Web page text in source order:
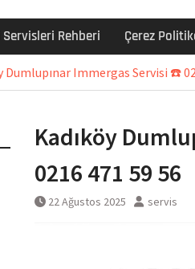
Rehberi Çerez
Dumlupınar Immergas Servisi ☎️
Kadıköy
0216 471 59 56
22 Ağustos 2025 servis